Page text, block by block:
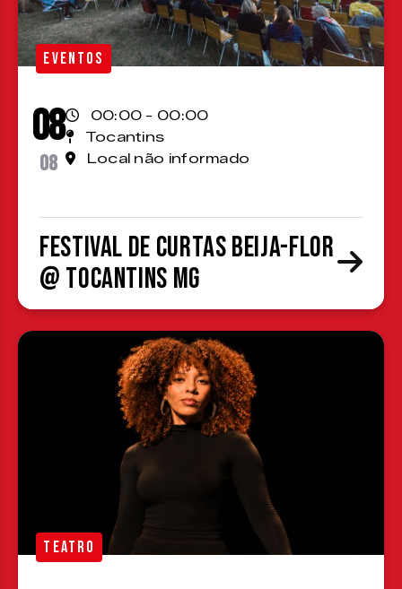
EVENTOS
08
08
00:00 - 00:00
Tocantins
Local não informado
Festival de Curtas Beija-Flor
@ Tocantins MG
TEATRO